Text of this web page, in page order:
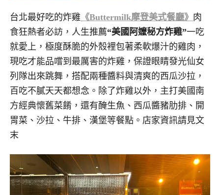
台北最好吃的炸雞 《Buttermilk摩登美式餐廳》 肉
食狂熱者必訪，人生推薦“美國阿嬤秘方炸雞”一吃
就愛上，極度酥脆的外殼裡包著柔軟爆汁的雞肉，
現吃才能品嚐到最厲害的炸雞，保證眼睛發光仙女
列隊出來跳舞，搭配兩種醬料與清爽的西瓜沙拉，
百吃不膩天天都想念。除了炸雞以外，主打美國南
方經典懷舊菜餚，還有醃生魚、西瓜醬豬肋排、開
胃菜、沙拉、牛排、漢堡等餐點。店家資訊請見文
末